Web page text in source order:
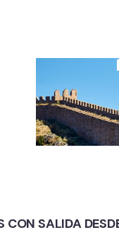
CON SALIDA